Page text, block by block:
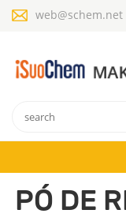
web@schem.net
PÓ DE